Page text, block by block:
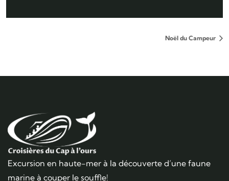
Noël du Campeur
Excursion en haute-mer à la découverte d’une faune
marine à couper le souffle!